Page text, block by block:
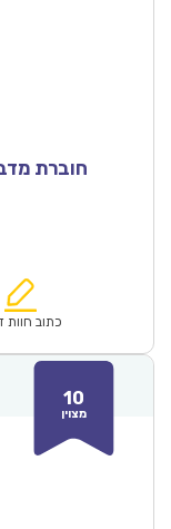
חוברת
הוא:
כתוב חוות
10
מצוין